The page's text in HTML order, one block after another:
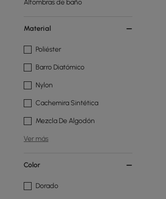
Alfombras de baño
Material
Poliéster
Barro Diatómico
Nylon
Cachemira Sintética
Mezcla De Algodón
Ver más
Color
Dorado